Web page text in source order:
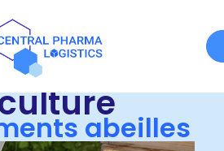
abeilles